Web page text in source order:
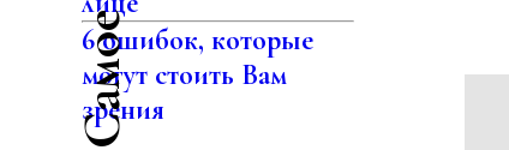
6 ошибок, которые
могут стоить Вам
зрения